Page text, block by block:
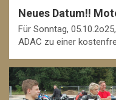
Neues Datum!!
Für Sonntag,
ADAC zu einer